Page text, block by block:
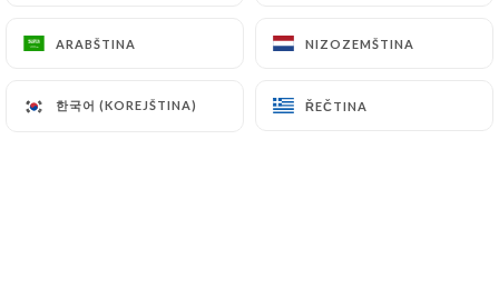
ARABŠTINA NIZOZEMŠTINA
한국어 (KOREJŠTINA) ŘEČTINA
Café du Théâtre
11 Bis Rue Blanche
ARABŠTINA NIZOZEMŠTINA
한국어 (KOREJŠTINA) ŘEČTINA